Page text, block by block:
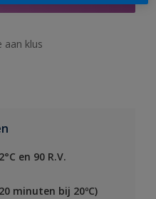
aan klus
en 90 R.V.
minuten bij 20ºC)